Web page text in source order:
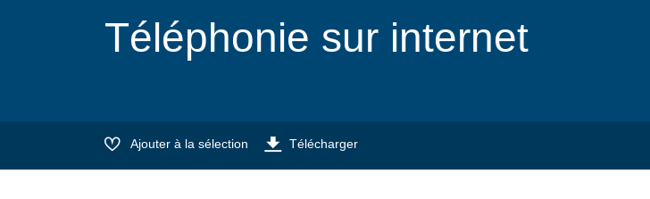
Téléphonie sur internet
Ajouter à la sélection Télécharger